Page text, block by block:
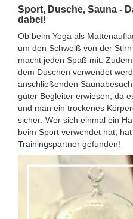
Sport, Dusche, Sauna -
dabei!
Ob beim Yoga als
um den Schweiß von der
macht jeden Spaß mit.
dem Duschen verwendet
anschließenden
guter Begleiter erwiesen, da
und man ein trockenes
sicher: Wer sich einmal ein
beim Sport verwendet hat,
Trainingspartner gefunden!